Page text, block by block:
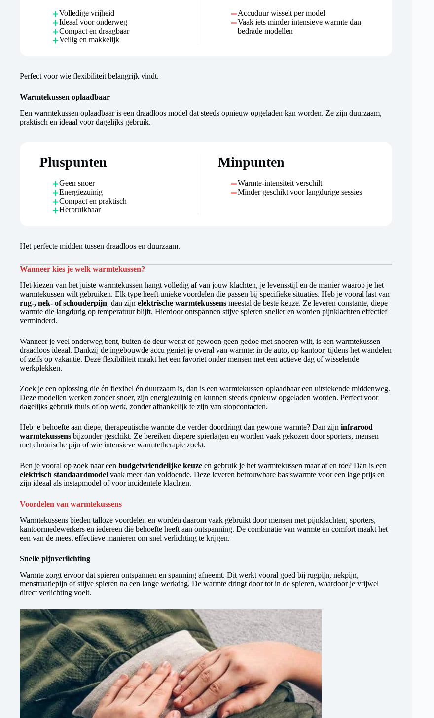
Volledige vrijheid
Ideaal voor onderweg
Compact en draagbaar
Veilig en makkelijk
Accuduur wisselt per model
Vaak iets minder intensieve warmte dan
bedrade modellen
Perfect voor wie flexibiliteit belangrijk vindt.
Warmtekussen oplaadbaar
Een warmtekussen oplaadbaar is een draadloos model dat steeds opnieuw opgeladen kan worden. Ze zijn duurzaam,
praktisch en ideaal voor dagelijks gebruik.
Pluspunten
Geen snoer
Energiezuinig
Compact en praktisch
Herbruikbaar
Minpunten
Warmte-intensiteit verschilt
Minder geschikt voor langdurige sessies
Het perfecte midden tussen draadloos en duurzaam.
Wanneer kies je welk warmtekussen?
Het kiezen van het juiste warmtekussen hangt volledig af van jouw klachten, je levensstijl en de manier waarop je het
warmtekussen wilt gebruiken. Elk type heeft unieke voordelen die passen bij specifieke situaties. Heb je vooral last van
rug-, nek- of schouderpijn, dan zijn elektrische warmtekussens meestal de beste keuze. Ze leveren constante, diepe
warmte die langdurig op temperatuur blijft. Hierdoor ontspannen stijve spieren sneller en worden pijnklachten effectief
verminderd.
Wanneer je veel onderweg bent, buiten de deur werkt of gewoon geen gedoe met snoeren wilt, is een warmtekussen
draadloos ideaal. Dankzij de ingebouwde accu geniet je overal van warmte: in de auto, op kantoor, tijdens het wandelen
of zelfs op vakantie. Deze flexibiliteit maakt het een favoriet onder mensen met een actieve dag of wisselende
werkplekken.
Zoek je een oplossing die én flexibel én duurzaam is, dan is een warmtekussen oplaadbaar een uitstekende middenweg.
Deze modellen werken zonder snoer, zijn energiezuinig en kunnen steeds opnieuw opgeladen worden. Perfect voor
dagelijks gebruik thuis of op werk, zonder afhankelijk te zijn van stopcontacten.
Heb je behoefte aan diepe, therapeutische warmte die verder doordringt dan gewone warmte? Dan zijn infrarood
warmtekussens bijzonder geschikt. Ze bereiken diepere spierlagen en worden vaak gekozen door sporters, mensen
met chronische pijn of wie intensieve warmtetherapie zoekt.
Ben je vooral op zoek naar een budgetvriendelijke keuze en gebruik je het warmtekussen maar af en toe? Dan is een
elektrisch standaardmodel vaak meer dan voldoende. Deze leveren betrouwbare basiswarmte voor een lage prijs en
zijn ideaal als instapmodel of voor incidentele klachten.
Voordelen van warmtekussens
Warmtekussens bieden talloze voordelen en worden daarom vaak gebruikt door mensen met pijnklachten, sporters,
kantoormedewerkers en iedereen die behoefte heeft aan ontspanning. De combinatie van warmte en comfort maakt het
een van de meest effectieve manieren om snel verlichting te krijgen.
Snelle pijnverlichting
Warmte zorgt ervoor dat spieren ontspannen en spanning afneemt. Dit werkt vooral goed bij rugpijn, nekpijn,
menstruatiepijn of stijve spieren na een lange werkdag. De warmte dringt door tot in de spieren, waardoor je vrijwel
direct verlichting voelt.